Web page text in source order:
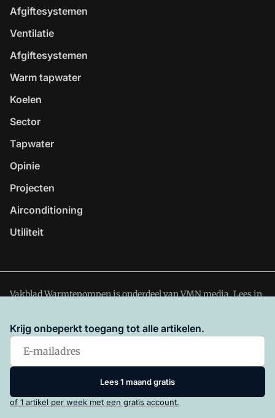
Afgiftesystemen
Ventilatie
Afgiftesystemen
Warm tapwater
Koelen
Sector
Tapwater
Opinie
Projecten
Airconditioning
Utiliteit
Vakblad Warmtepompen is onderdeel van VMN media. Lees in
deze site zijn de volgende regelingen van toepassing:
Algemene VoorwaardenenPrivacy en Cookie beleid|Privacy
instellingen
Krijg onbeperkt toegang tot alle artikelen.
Lees 1 maand gratis
of 1 artikel per week met een gratis account.